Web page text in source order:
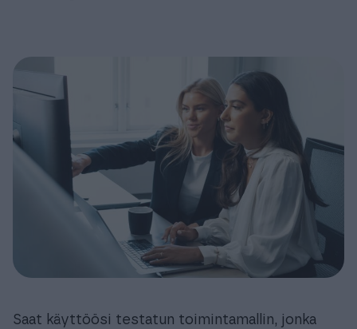
Saat käyttöösi testatun toimintamallin, jonka